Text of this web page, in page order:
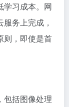
学习成本。网
务上完成，
则，即使是首
包括图像处理